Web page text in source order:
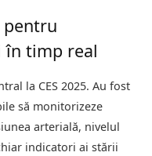
în timp real
la CES 2025. Au fost
să monitorizeze
arterială, nivelul
indicatori ai stării